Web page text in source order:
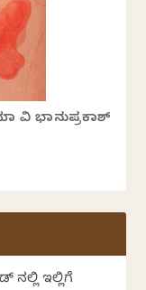
ವಿ ಭಾನುಪ್ರಕಾಶ್
ಇಲ್ಲಿಗೆ